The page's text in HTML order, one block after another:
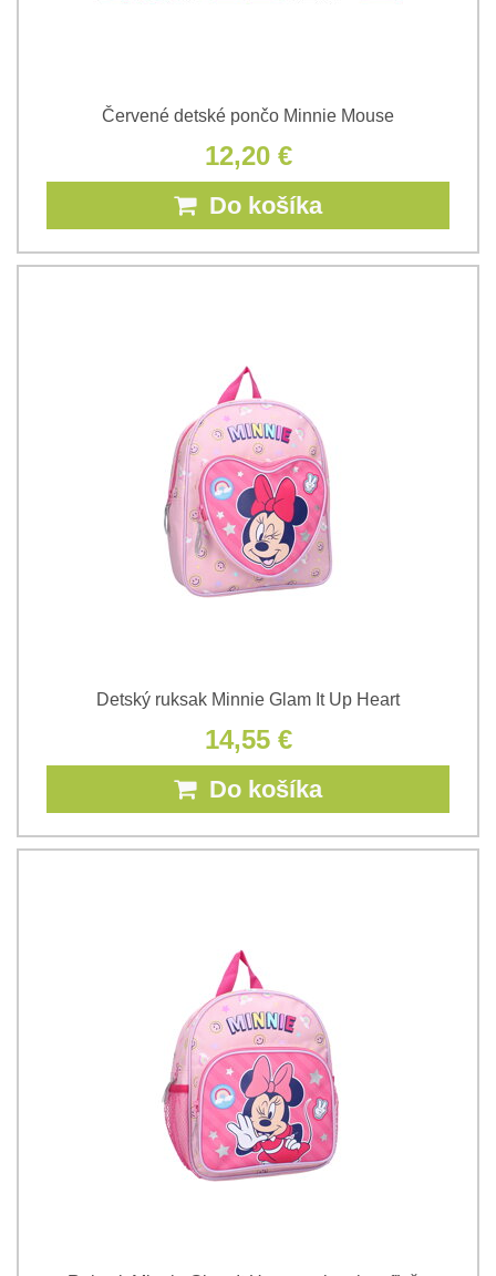
Červené detské pončo Minnie Mouse
12,20 €
Do košíka
Detský ruksak Minnie Glam It Up Heart
14,55 €
Do košíka